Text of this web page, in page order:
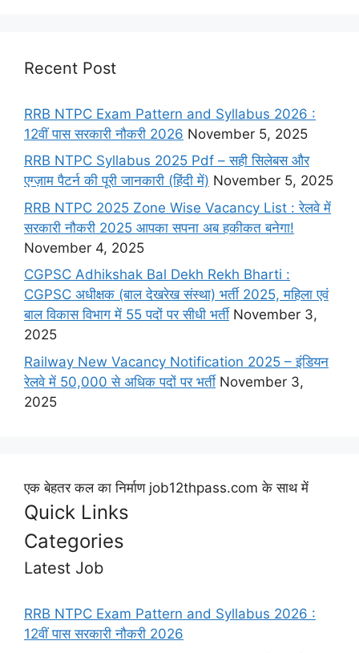
Recent Post
RRB NTPC Exam Pattern and Syllabus 2026 :
12वीं पास सरकारी नौकरी 2026 November 5, 2025
RRB NTPC Syllabus 2025 Pdf – सही सिलेबस और
एग्ज़ाम पैटर्न की पूरी जानकारी (हिंदी में) November 5, 2025
RRB NTPC 2025 Zone Wise Vacancy List : रेलवे में
सरकारी नौकरी 2025 आपका सपना अब हकीकत बनेगा!
November 4, 2025
CGPSC Adhikshak Bal Dekh Rekh Bharti :
CGPSC अधीक्षक (बाल देखरेख संस्था) भर्ती 2025, महिला एवं
बाल विकास विभाग में 55 पदों पर सीधी भर्ती November 3,
2025
Railway New Vacancy Notification 2025 – इंडियन
रेलवे में 50,000 से अधिक पदों पर भर्ती November 3,
2025
एक बेहतर कल का निर्माण job12thpass.com के साथ में
Quick Links
Categories
Latest Job
RRB NTPC Exam Pattern and Syllabus 2026 :
12वीं पास सरकारी नौकरी 2026